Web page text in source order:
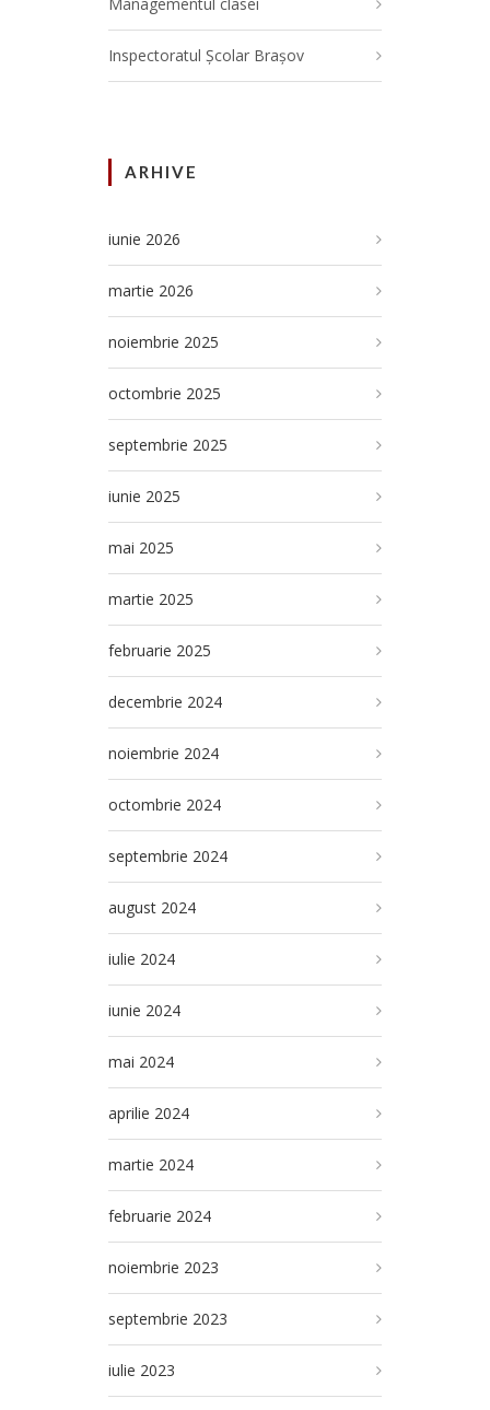
Inspectoratul Școlar Brașov
ARHIVE
iunie 2026
martie 2026
noiembrie 2025
octombrie 2025
septembrie 2025
iunie 2025
mai 2025
martie 2025
februarie 2025
decembrie 2024
noiembrie 2024
octombrie 2024
septembrie 2024
august 2024
iulie 2024
iunie 2024
mai 2024
aprilie 2024
martie 2024
februarie 2024
noiembrie 2023
septembrie 2023
iulie 2023